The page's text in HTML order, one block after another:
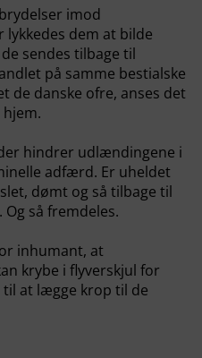
imod
lykkedes dem at bilde
sendes tilbage til
på samme bestialske
de danske ofre, anses det
hindrer udlændingene i
adfærd. Er uheldet
dømt og så tilbage til
så fremdeles.
inhumant, at
krybe i flyverskjul for
at lægge krop til de